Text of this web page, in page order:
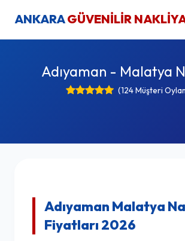
ANKARAGÜVENİLİR
Adıyaman - Malatya
(124 Müşteri
Adıyaman Malatya
Fiyatları 2026